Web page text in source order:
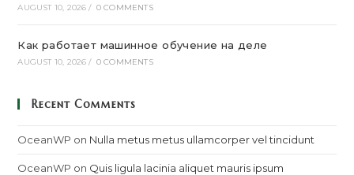
AUGUST 10, 2026 / 0 COMMENTS
Как работает машинное обучение на деле
AUGUST 10, 2026 / 0 COMMENTS
Recent Comments
OceanWP on Nulla metus metus ullamcorper vel tincidunt
OceanWP on Quis ligula lacinia aliquet mauris ipsum